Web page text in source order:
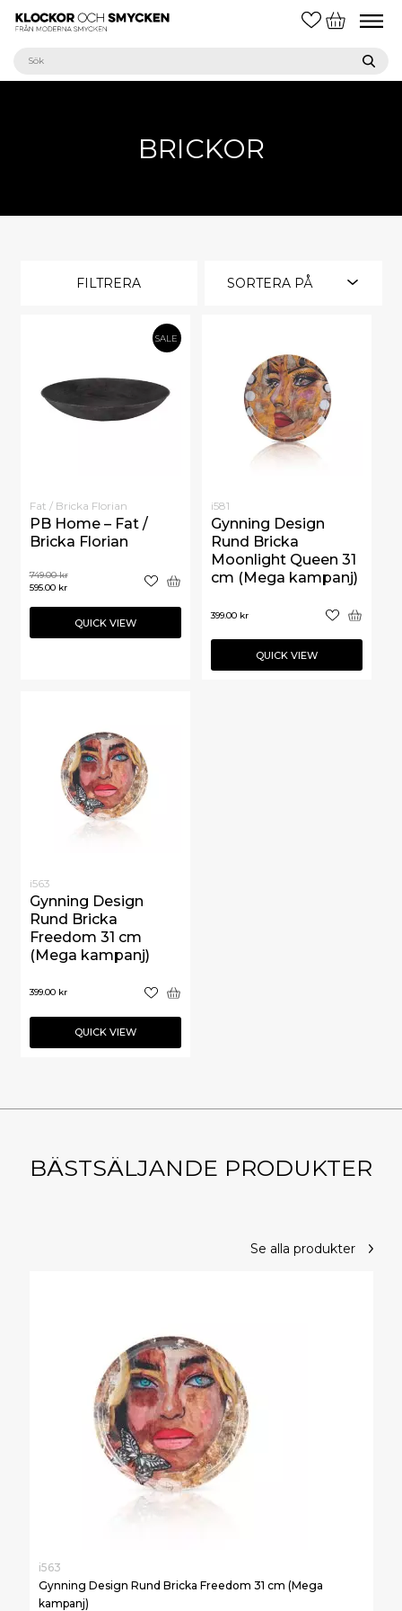
BRICKOR
FILTRERA SORTERA PÅ
SALE
Fat / Bricka Florian
PB Home – Fat /
Bricka Florian
749.00kr
595.00 kr
QUICK VIEW
i581
Gynning Design
Rund Bricka
Moonlight Queen 31
cm (Mega kampanj)
399.00 kr
QUICK VIEW
i563
Gynning Design
Rund Bricka
Freedom 31 cm
(Mega kampanj)
399.00 kr
QUICK VIEW
BÄSTSÄLJANDE PRODUKTER
Se alla produkter
i563
Gynning Design Rund Bricka Freedom 31 cm (Mega
kampanj)